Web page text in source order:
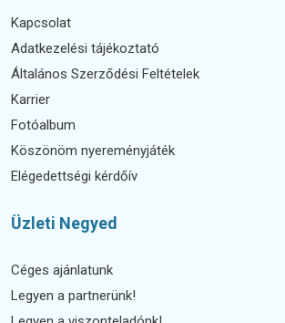
Kapcsolat
Adatkezelési tájékoztató
Általános Szerződési Feltételek
Karrier
Fotóalbum
Köszönöm nyereményjáték
Elégedettségi kérdőív
Üzleti Negyed
Céges ajánlatunk
Legyen a partnerünk!